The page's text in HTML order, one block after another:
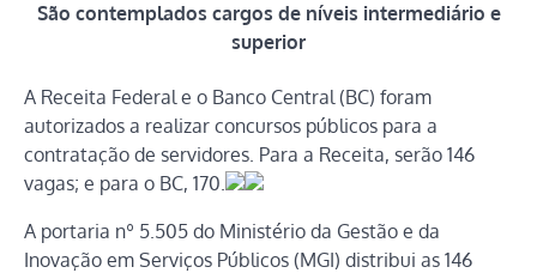
São contemplados cargos de níveis intermediário e
superior
A Receita Federal e o Banco Central (BC) foram
autorizados a realizar concursos públicos para a
contratação de servidores. Para a Receita, serão 146
vagas; e para o BC, 170.
A portaria nº 5.505 do Ministério da Gestão e da
Inovação em Serviços Públicos (MGI) distribui as 146